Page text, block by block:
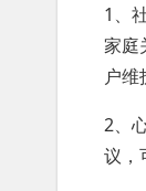
1、
家庭
户
2、
议，